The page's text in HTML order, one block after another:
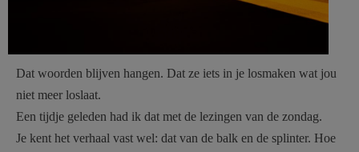
Dat woorden blijven hangen. Dat ze iets in je losmaken wat jou
niet meer loslaat.
Een tijdje geleden had ik dat met de lezingen van de zondag.
Je kent het verhaal vast wel: dat van de balk en de splinter. Hoe